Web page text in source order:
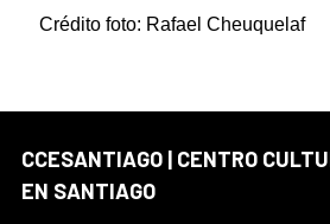
Crédito foto: Rafael Cheuquelaf
CCESANTIAGO | CENTRO
EN SANTIAGO